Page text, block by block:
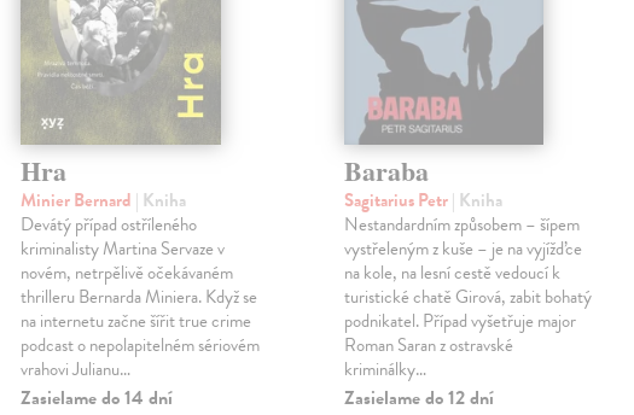
Hra
Minier Bernard | Kniha
Devátý případ ostříleného
kriminalisty Martina Servaze v
novém, netrpělivě očekávaném
thrilleru Bernarda Miniera. Když se
na internetu začne šířit true crime
podcast o nepolapitelném sériovém
vrahovi Julianu…
Zasielame do 14 dní
Baraba
Sagitarius Petr| Kniha
Nestandardním způsobem – šípem
vystřeleným z kuše – je na vyjížďce
na kole, na lesní cestě vedoucí k
turistické chatě Girová, zabit bohatý
podnikatel. Případ vyšetřuje major
Roman Saran z ostravské
kriminálky…
Zasielame do 12 dní